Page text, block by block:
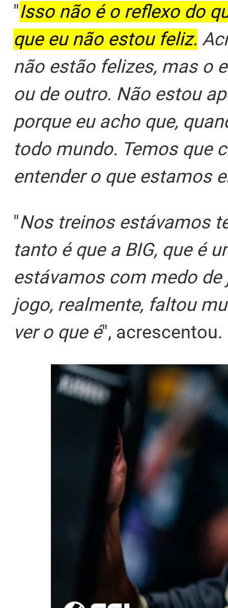
"Isso não é o reflexo do
que eu não estou feliz.
não estão felizes, mas o
ou de outro. Não estou
porque eu acho que,
todo mundo. Temos que
entender o que estamos
"Nos treinos estávamos
tanto é que a BIG, que é
estávamos com medo
jogo, realmente, faltou
ver o que é", acrescentou.